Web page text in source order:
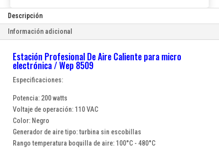
Descripción
Información adicional
Estación Profesional De Aire Caliente para micro
electrónica / Wep 8509
Especificaciones:
Potencia: 200 watts
Voltaje de operación: 110 VAC
Color: Negro
Generador de aire tipo: turbina sin escobillas
Rango temperatura boquilla de aire: 100°C - 480°C